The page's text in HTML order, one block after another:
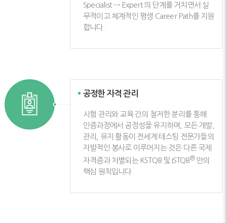
Specialist → Expert 의 단계를 거치면서 실
무적이고 체계적인 평생 Career Path를 지원
합니다.
공정한 자격 관리
시험 관리와 교육 간의 철저한 분리를 통해
인증과정에서 공정성을 유지하며, 모든 개발,
관리, 유지 활동이 전세계 테스팅 전문가들의
자발적인 봉사로 이루어지는 것은 다른 국제
자격증과 차별되는 KSTQB 및 ISTQB®만의
핵심 원칙입니다.